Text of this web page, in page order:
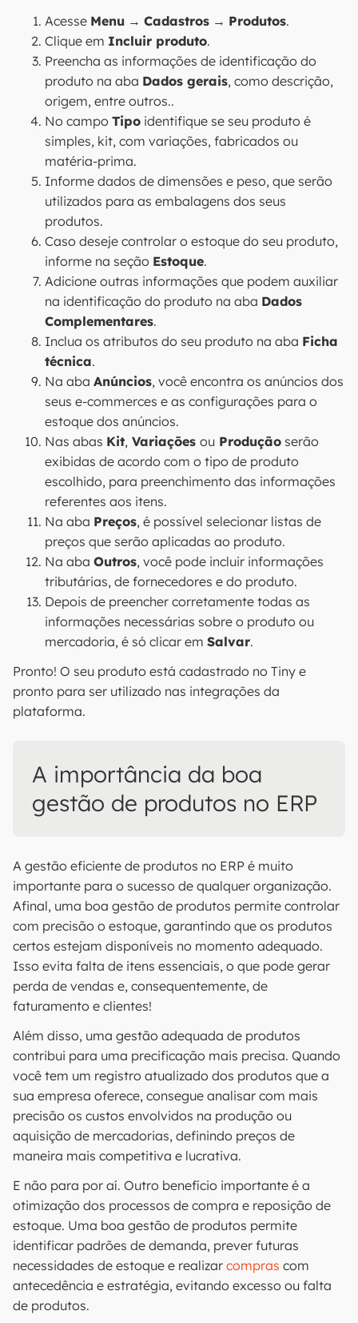
Acesse Menu → Cadastros → Produtos.
Clique em Incluir produto.
Preencha as informações de identificação do
produto na aba Dados gerais, como descrição,
origem, entre outros..
No campo Tipo identifique se seu produto é
simples, kit, com variações, fabricados ou
matéria-prima.
Informe dados de dimensões e peso, que serão
utilizados para as embalagens dos seus
produtos.
Caso deseje controlar o estoque do seu produto,
informe na seção Estoque.
Adicione outras informações que podem auxiliar
na identificação do produto na aba Dados
Complementares.
Inclua os atributos do seu produto na aba Ficha
técnica.
Na aba Anúncios, você encontra os anúncios dos
seus e-commerces e as configurações para o
estoque dos anúncios.
Nas abas Kit, Variações ou Produção serão
exibidas de acordo com o tipo de produto
escolhido, para preenchimento das informações
referentes aos itens.
Na aba Preços, é possível selecionar listas de
preços que serão aplicadas ao produto.
Na aba Outros, você pode incluir informações
tributárias, de fornecedores e do produto.
Depois de preencher corretamente todas as
informações necessárias sobre o produto ou
mercadoria, é só clicar em Salvar.
Pronto! O seu produto está cadastrado no Tiny e
pronto para ser utilizado nas integrações da
plataforma.
A importância da boa
gestão de produtos no ERP
A gestão eficiente de produtos no ERP é muito
importante para o sucesso de qualquer organização.
Afinal, uma boa gestão de produtos permite controlar
com precisão o estoque, garantindo que os produtos
certos estejam disponíveis no momento adequado.
Isso evita falta de itens essenciais, o que pode gerar
perda de vendas e, consequentemente, de
faturamento e clientes!
Além disso, uma gestão adequada de produtos
contribui para uma precificação mais precisa. Quando
você tem um registro atualizado dos produtos que a
sua empresa oferece, consegue analisar com mais
precisão os custos envolvidos na produção ou
aquisição de mercadorias, definindo preços de
maneira mais competitiva e lucrativa.
E não para por aí. Outro benefício importante é a
otimização dos processos de compra e reposição de
estoque. Uma boa gestão de produtos permite
identificar padrões de demanda, prever futuras
necessidades de estoque e realizar compras com
antecedência e estratégia, evitando excesso ou falta
de produtos.